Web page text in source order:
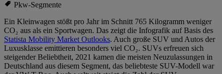
Pkw-Segmente
Ein Kleinwagen stößt pro Jahr im Schnitt 765 Kilogramm weniger
CO₂ aus als ein Sportwagen. Das zeigt die Infografik auf Basis des
Statista Mobility Market Outlooks. Auch große SUV und Autos der
Luxusklasse emittieren besonders viel CO₂. SUVs erfreuen sich
steigender Beliebtheit, 2021 kamen die meisten Neuzulassungen in
Deutschland aus diesem Segment, das beliebteste SUV-Modell war